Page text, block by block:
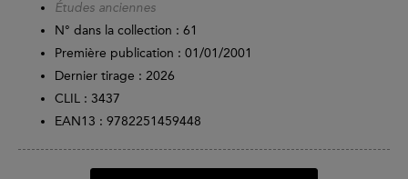
Études anciennes
N° dans la collection : 61
Première publication : 01/01/2001
Dernier tirage : 2026
CLIL : 3437
EAN13 : 9782251459448